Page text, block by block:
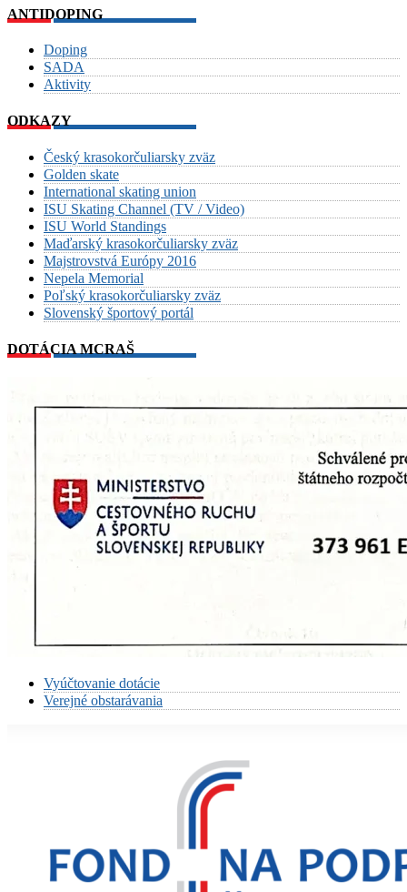
ANTIDOPING
Doping
SADA
Aktivity
ODKAZY
Český krasokorčuliarsky zväz
Golden skate
International skating union
ISU Skating Channel (TV / Video)
ISU World Standings
Maďarský krasokorčuliarsky zväz
Majstrovstvá Európy 2016
Nepela Memorial
Poľský krasokorčuliarsky zväz
Slovenský športový portál
DOTÁCIA MCRAŠ
Vyúčtovanie dotácie
Verejné obstarávania